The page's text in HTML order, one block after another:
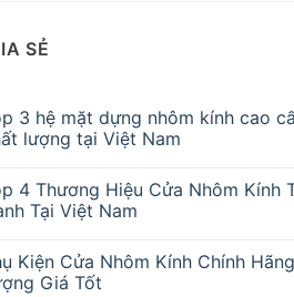
SẺ
3 hệ mặt dựng nhôm kính cao
lượng tại Việt Nam
4 Thương Hiệu Cửa Nhôm Kính
Tại Việt Nam
Kiện Cửa Nhôm Kính Chính
Giá Tốt